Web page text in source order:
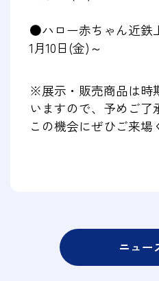
●ハロー赤ちゃん近鉄
1月10日(金)～
※展示・販売商品は時
いますので、予めご了
この機会にぜひご来場
ニュー